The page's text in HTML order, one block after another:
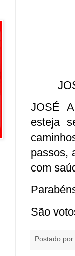
JOSÉ
esteja
passos,
com
São
Postado por